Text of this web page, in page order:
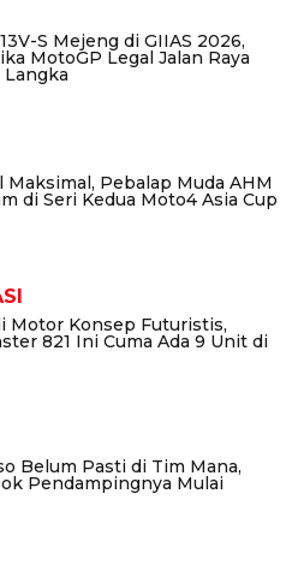
S Mejeng di GIIAS 2026,
MotoGP Legal Jalan Raya
Maksimal, Pebalap Muda AHM
di Seri Kedua Moto4 Asia Cup
Motor Konsep Futuristis,
821 Ini Cuma Ada 9 Unit di
Belum Pasti di Tim Mana,
Pendampingnya Mulai